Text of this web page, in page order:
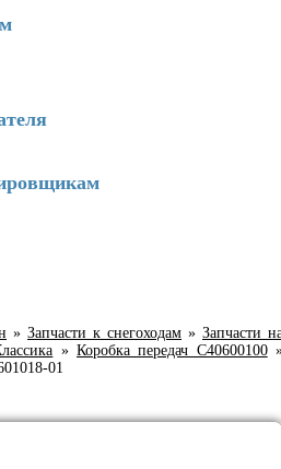
» Запчасти к снегоходам » Запчасти
»Коробка передач C40600100
01